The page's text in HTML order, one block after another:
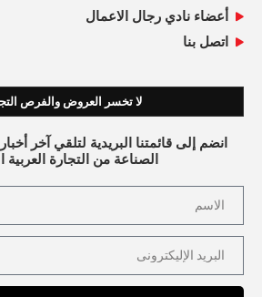
أعضاء نادي رجال الاعمال
اتصل بنا
لا تخسر العروض والفرص
انضم إلى قائمتنا البريدية لتلقي آخر
الصناعة من التجارة العربية